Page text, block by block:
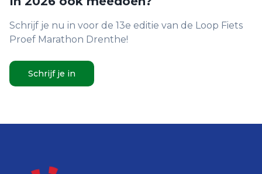
Schrijf je nu in voor de 13e editie van de Loop Fiets
Proef Marathon Drenthe!
Schrijf je in